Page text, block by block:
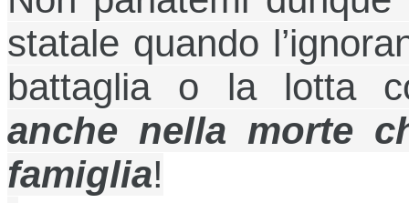
statale quando
battaglia o la lotta
anche nella morte
famiglia!